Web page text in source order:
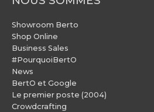
Showroom Berto
Shop Online
Business Sales
#PourquoiBertO
News
BertO et Google
Le premier poste (2004)
Crowdcrafting